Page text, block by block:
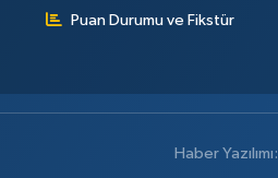
Puan Durumu ve Fikstür
Haber Yazılımı: